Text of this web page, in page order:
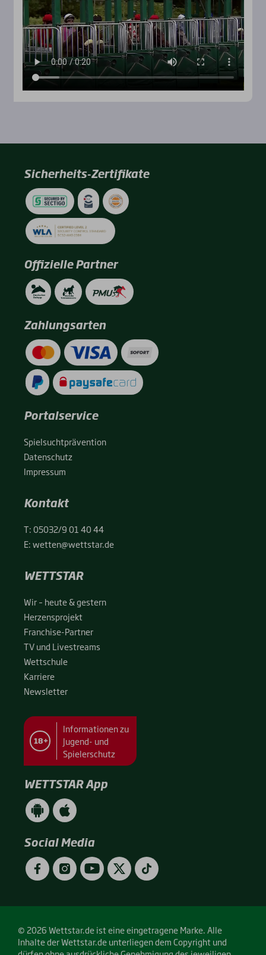
Sicherheits-Zertifikate
Offizielle Partner
Zahlungsarten
Portalservice
Spiel­sucht­prä­ven­ti­on
Daten­schutz
Impres­sum
Kontakt
T:05032/9 01 40 44
E:wetten@wettstar.de
WETTSTAR
Wir – heu­te & ges­tern
Her­zens­pro­jekt
Fran­chise-Par­t­­ner
TV und Live­streams
Wett­schu­le
Kar­rie­re
News­let­ter
18+
Informationen zu
Jugend- und
Spielerschutz
WETTSTAR App
WETTSTAR
App
(Android
/
Google
Play)
WETTSTAR
App
(Apple
/
App
Store)
Social Media
FacebookInstagramYouTubeTwitterTikTok
© 2026 Wettstar.de ist eine eingetragene Marke. Alle
Inhalte der Wettstar.de unterliegen dem Copyright und